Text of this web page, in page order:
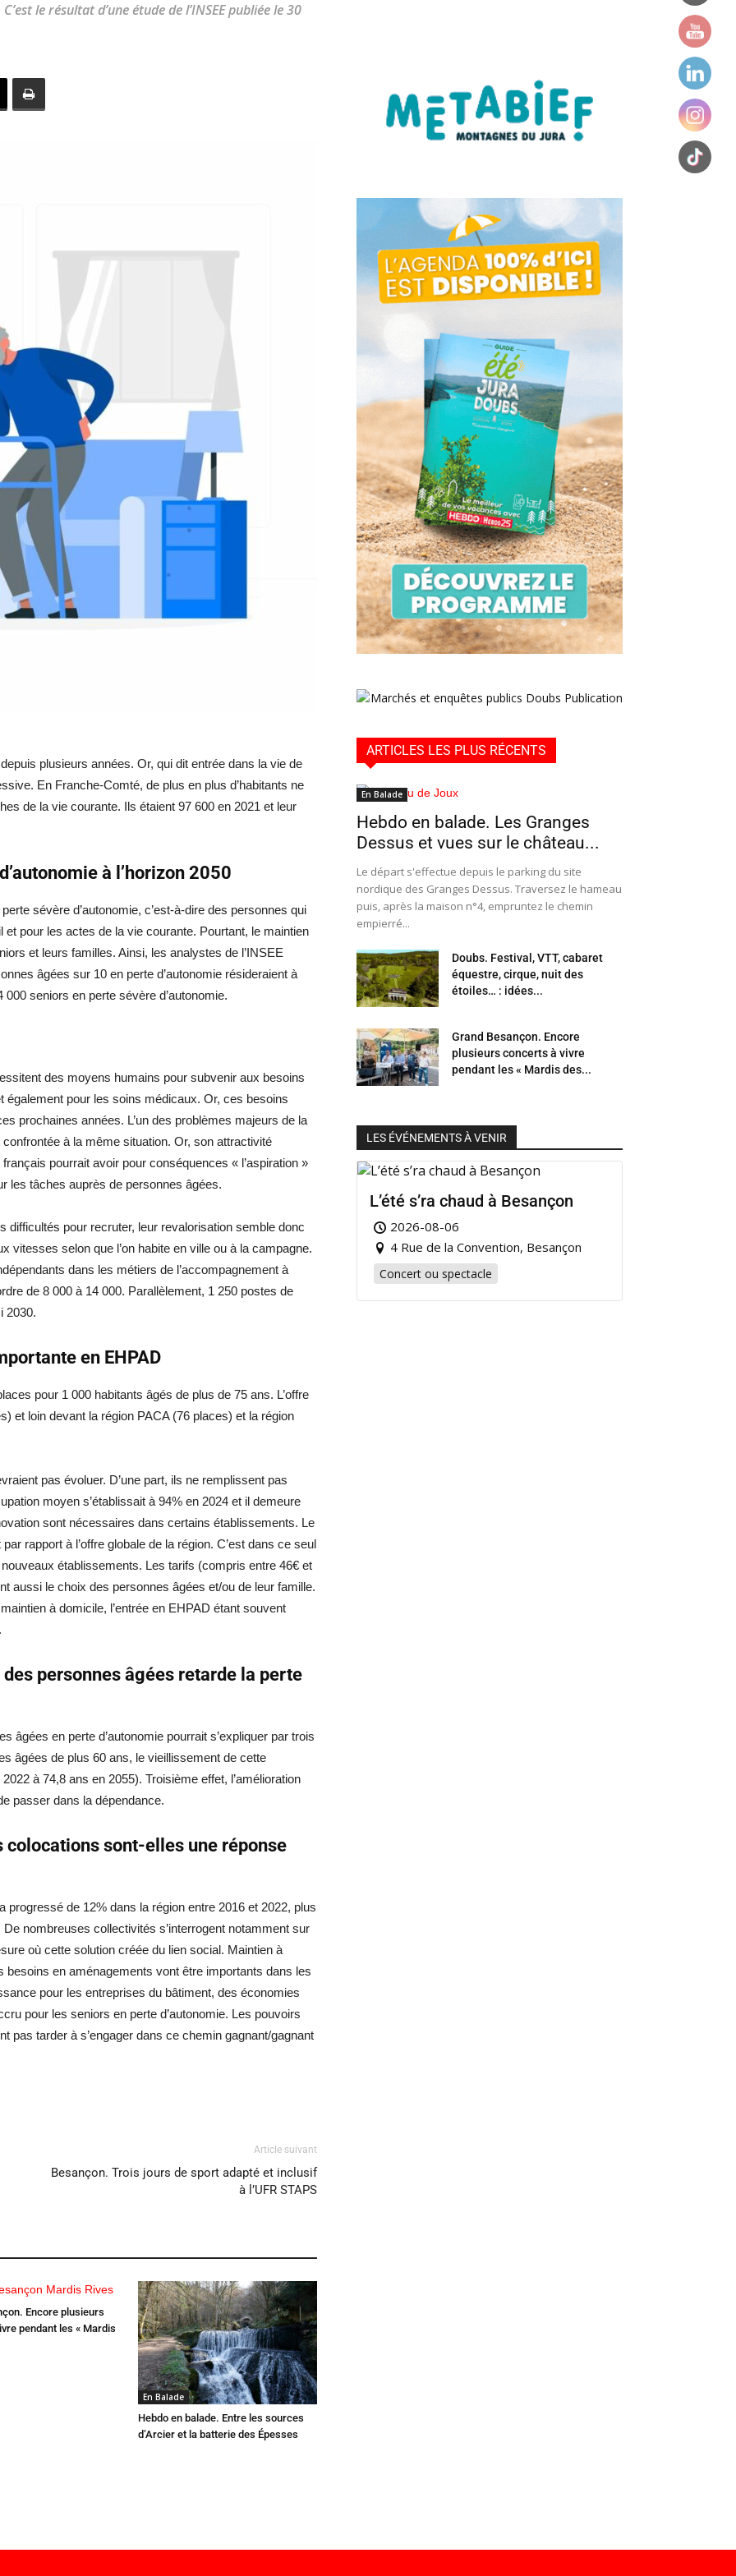
toute
Hebdo25
le résultat d’une étude de l’INSEE publiée le 30
plusieurs années. Or, qui dit entrée dans la vie de
En Franche-Comté, de plus en plus d’habitants ne
de la vie courante. Ils étaient 97 600 en 2021 et leur
à l’horizon 2050
sévère d’autonomie, c’est-à-dire des personnes qui
et pour les actes de la vie courante. Pourtant, le maintien
et leurs familles. Ainsi, les analystes de l’INSEE
âgées sur 10 en perte d’autonomie résideraient à
seniors en perte sévère d’autonomie.
des moyens humains pour subvenir aux besoins
également pour les soins médicaux. Or, ces besoins
prochaines années. L’un des problèmes majeurs de la
à la même situation. Or, son attractivité
pourrait avoir pour conséquences « l’aspiration »
les tâches auprès de personnes âgées.
pour recruter, leur revalorisation semble donc
vitesses selon que l’on habite en ville ou à la campagne.
dans les métiers de l’accompagnement à
de 8 000 à 14 000. Parallèlement, 1 250 postes de
2030.
en EHPAD
pour 1 000 habitants âgés de plus de 75 ans. L’offre
et loin devant la région PACA (76 places) et la région
pas évoluer. D’une part, ils ne remplissent pas
moyen s’établissait à 94% en 2024 et il demeure
sont nécessaires dans certains établissements. Le
rapport à l’offre globale de la région. C’est dans ce seul
établissements. Les tarifs (compris entre 46€ et
aussi le choix des personnes âgées et/ou de leur famille.
à domicile, l’entrée en EHPAD étant souvent
des personnes âgées retarde la perte
âgées en perte d’autonomie pourrait s’expliquer par trois
âgées de plus 60 ans, le vieillissement de cette
à 74,8 ans en 2055). Troisième effet, l’amélioration
passer dans la dépendance.
sont-elles une réponse
de 12% dans la région entre 2016 et 2022, plus
nombreuses collectivités s’interrogent notamment sur
où cette solution créée du lien social. Maintien à
en aménagements vont être importants dans les
pour les entreprises du bâtiment, des économies
pour les seniors en perte d’autonomie. Les pouvoirs
pas tarder à s’engager dans ce chemin gagnant/gagnant
Article suivant
Besançon. Trois jours de sport adapté et inclusif
à l’UFR STAPS
Encore plusieurs
pendant les « Mardis
En Balade
Hebdo en balade. Entre les sources
d’Arcier et la batterie des Épesses
ARTICLES LES PLUS RÉCENTS
En Balade
Hebdo en balade. Les Granges
Dessus et vues sur le château...
Le départ s'effectue depuis le parking du site
nordique des Granges Dessus. Traversez le hameau
puis, après la maison n°4, empruntez le chemin
empierré...
Doubs. Festival, VTT, cabaret
équestre, cirque, nuit des
étoiles… : idées...
Grand Besançon. Encore
plusieurs concerts à vivre
pendant les « Mardis des...
LES ÉVÉNEMENTS À VENIR
L’été s’ra chaud à Besançon
2026-08-06
4 Rue de la Convention, Besançon
Concert ou spectacle